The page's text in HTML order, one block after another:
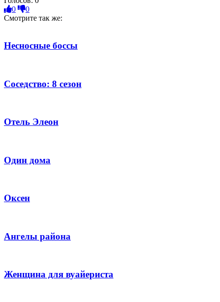
0
0
Смотрите так же:
Несносные боссы
Соседство: 8 сезон
Отель Элеон
Один дома
Оксен
Ангелы района
Женщина для вуайериста